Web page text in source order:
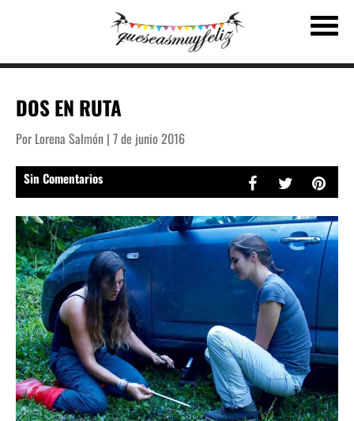
DOS EN RUTA
Por Lorena Salmón | 7 de junio 2016
Sin Comentarios